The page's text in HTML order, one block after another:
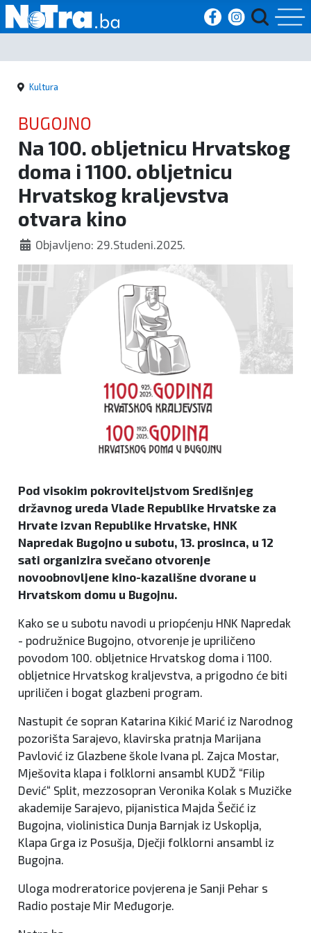
Početna
Vijesti
Sport
Kultura
Crna
kronika
Politika
Zanimljivosti
Kultura
BUGOJNO
Na 100. obljetnicu Hrvatskog
doma i 1100. obljetnicu
Hrvatskog kraljevstva
otvara kino
Objavljeno: 29.Studeni.2025.
Pod visokim pokroviteljstvom Središnjeg
državnog ureda Vlade Republike Hrvatske za
Hrvate izvan Republike Hrvatske, HNK
Napredak Bugojno u subotu, 13. prosinca, u 12
sati organizira svečano otvorenje
novoobnovljene kino-kazališne dvorane u
Hrvatskom domu u Bugojnu.
Kako se u subotu navodi u priopćenju HNK Napredak
- podružnice Bugojno, otvorenje je upriličeno
povodom 100. obljetnice Hrvatskog doma i 1100.
obljetnice Hrvatskog kraljevstva, a prigodno će biti
upriličen i bogat glazbeni program.
Nastupit će sopran Katarina Kikić Marić iz Narodnog
pozorišta Sarajevo, klavirska pratnja Marijana
Pavlović iz Glazbene škole Ivana pl. Zajca Mostar,
Mješovita klapa i folklorni ansambl KUDŽ “Filip
Dević“ Split, mezzosopran Veronika Kolak s Muzičke
akademije Sarajevo, pijanistica Majda Šečić iz
Bugojna, violinistica Dunja Barnjak iz Uskoplja,
Klapa Grga iz Posušja, Dječji folklorni ansambl iz
Bugojna.
Uloga modreratorice povjerena je Sanji Pehar s
Radio postaje Mir Međugorje.